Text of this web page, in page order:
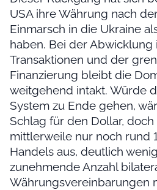
USA ihre Währung nach
Einmarsch in die Ukraine
haben. Bei der Abwicklung
Transaktionen und der
Finanzierung bleibt die
weitgehend intakt. Würde
System zu Ende gehen,
Schlag für den Dollar, doch
mittlerweile nur noch rund
Handels aus, deutlich
zunehmende Anzahl
Währungsvereinbarungen